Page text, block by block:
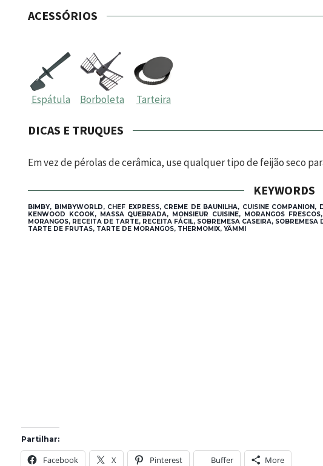
ACESSÓRIOS
Espátula Borboleta Tarteira
DICAS E TRUQUES
Em vez de pérolas de cerâmica, use qualquer tipo de feijão seco
KEYWORDS
BIMBY, BIMBYWORLD, CHEF EXPRESS, CREME DE BAUNILHA, CUISINE
KENWOOD KCOOK, MASSA QUEBRADA, MONSIEUR CUISINE, MORANGOS
MORANGOS, RECEITA DE TARTE, RECEITA FÁCIL, SOBREMESA CASEIRA,
TARTE DE FRUTAS, TARTE DE MORANGOS, THERMOMIX, YÄMMI
Partilhar:
Facebook X Pinterest Buffer More